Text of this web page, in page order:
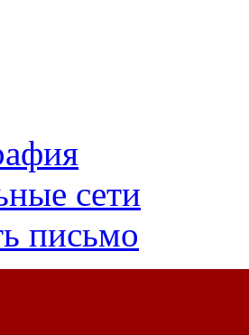
сети
письмо